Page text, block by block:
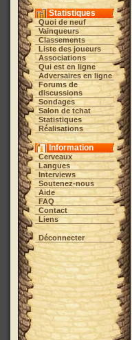
Statistiques
Quoi de neuf
Vainqueurs
Classements
Liste des joueurs
Associations
Qui est en ligne
Adversaires en ligne
Forums de
discussions
Sondages
Salon de tchat
Statistiques
Réalisations
Information
Cerveaux
Langues
Interviews
Soutenez-nous
Aide
FAQ
Contact
Liens
Déconnecter